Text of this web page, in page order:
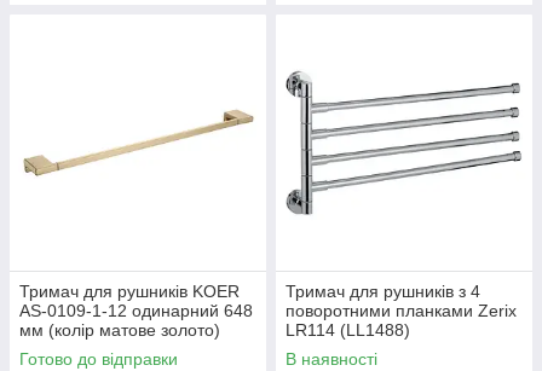
Тримач для рушників KOER
AS-0109-1-12 одинарний 648
мм (колір матове золото)
(KR6188)
Готово до відправки
Тримач для рушників з 4
поворотними планками Zerix
LR114 (LL1488)
В наявності